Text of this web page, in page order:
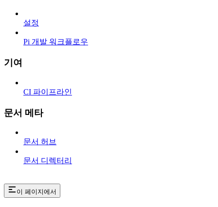
설정
Pi 개발 워크플로우
기여
CI 파이프라인
문서 메타
문서 허브
문서 디렉터리
이 페이지에서